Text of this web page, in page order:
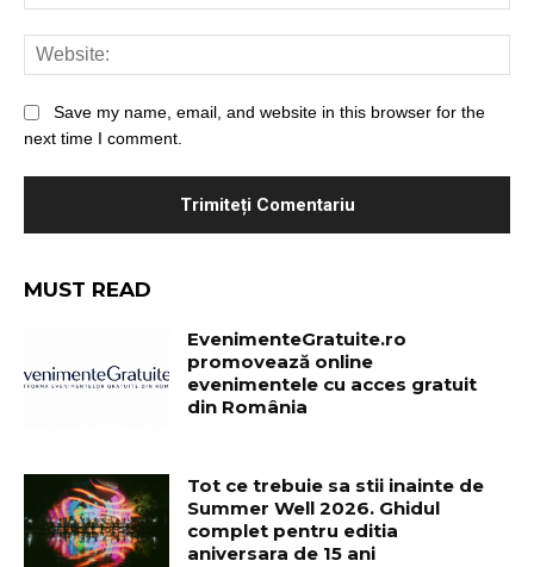
Save my name, email, and website in this browser for the
next time I comment.
MUST READ
EvenimenteGratuite.ro
promovează online
evenimentele cu acces gratuit
din România
Tot ce trebuie sa stii inainte de
Summer Well 2026. Ghidul
complet pentru editia
aniversara de 15 ani